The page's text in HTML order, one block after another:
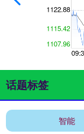
话题标签
智能